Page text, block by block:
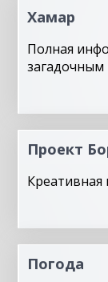
Хамар
Полная
загадочным
Проект
Креативная
Погода